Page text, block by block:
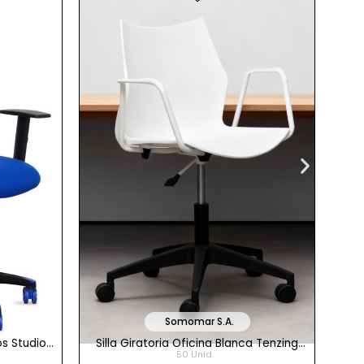
Studio
Somomar S.A.
Silla Giratoria Oficina Blanca Tenzing
de Somomar
50 Unid.